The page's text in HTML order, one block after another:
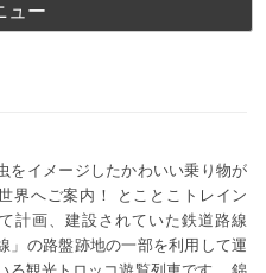
ュー
ッ
プ
をイメージしたかわいい乗り物が
界へご案内！ とことこトレイン
計画、建設されていた鉄道路線
」の路盤跡地の一部を利用して運